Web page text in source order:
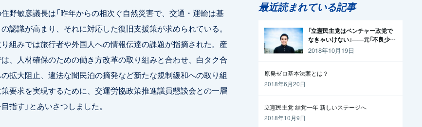
野敏彦議長は「昨年からの相次ぐ自然災害で、交通・運輸は基
認識が高まり、それに対応した復旧支援策が求められている。
組みでは旅行者や外国人への情報伝達の課題が指摘された。産
、人材確保のための働き方改革の取り組みと合わせ、白タク合
拡大阻止、違法な闇民泊の摘発など新たな規制緩和への取り組
要求を実現するために、交運労協政策推進議員懇談会との一層
指す」とあいさつしました。
最近読まれている記事
「立憲民主党はベンチャー政党で
なきゃいけない」——元「不良少
年」の起業家が政治家になった理
2018年10月19日
原発ゼロ基本法案とは？
2018年6月20日
立憲民主党 結党一年 新しいステージへ
2018年10月9日